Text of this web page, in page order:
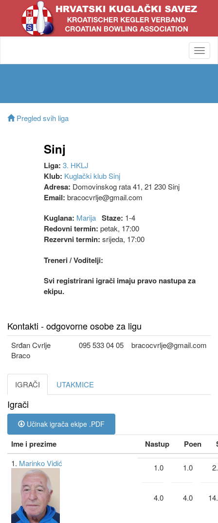
Pregled svih liga
Sinj
Liga: 3. HKLJ
Klub: Kuglački klub Sinj
Adresa: Domovinskog rata 41, 21 230 Sinj
Email: bracocvrlje@gmail.com
Kuglana: Marija Staze: 1-4
Redovni termin: petak, 17:00
Rezervni termin: srijeda, 17:00
Treneri / Voditelji:
Svi registrirani igrači imaju pravo nastupa za
ekipu.
Kontakti - odgovorne osobe za ligu
Srđan Cvrlje
Braco
095 533 04 05 bracocvrlje@gmail.com
IGRAČI UTAKMICE
Igrači
Učinak igrača ekipe .PDF
Ime i prezime Nastup Poen
1. Marinko Vidić 1.0
4.0
1.0
4.0